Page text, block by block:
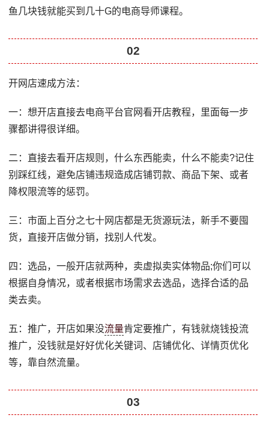
鱼几块钱就能买到几十G的电商导师课程。
02
开网店速成方法：
一：想开店直接去电商平台官网看开店教程，里面每一步
骤都讲得很详细。
二：直接去看开店规则，什么东西能卖，什么不能卖?记住
别踩红线，避免店铺违规造成店铺罚款、商品下架、或者
降权限流等的惩罚。
三：市面上百分之七十网店都是无货源玩法，新手不要囤
货，直接开店做分销，找别人代发。
四：选品，一般开店就两种，卖虚拟卖实体物品;你们可以
根据自身情况，或者根据市场需求去选品，选择合适的品
类去卖。
五：推广，开店如果没流量肯定要推广，有钱就烧钱投流
推广，没钱就是好好优化关键词、店铺优化、详情页优化
等，靠自然流量。
03